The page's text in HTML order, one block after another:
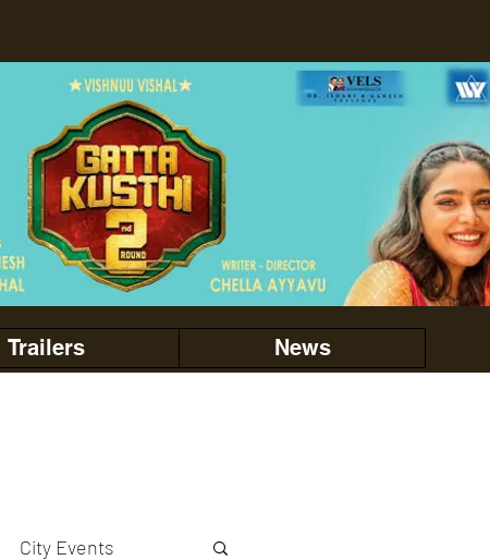
Trailers News
City Events